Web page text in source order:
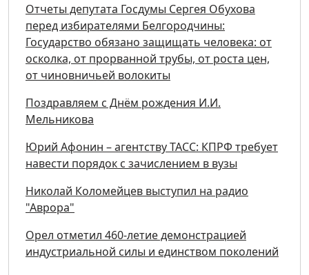
Отчеты депутата Госдумы Сергея Обухова
перед избирателями Белгородчины:
Государство обязано защищать человека: от
осколка, от прорванной трубы, от роста цен,
от чиновничьей волокиты
Поздравляем с Днём рождения И.И.
Мельникова
Юрий Афонин – агентству ТАСС: КПРФ требует
навести порядок с зачислением в вузы
Николай Коломейцев выступил на радио
"Аврора"
Орел отметил 460-летие демонстрацией
индустриальной силы и единством поколений